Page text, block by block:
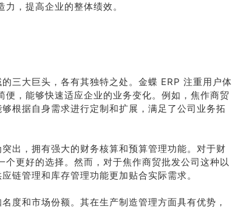
，提高企业的整体绩效。
三大巨头，各有其独特之处。金蝶 ERP 注重用户体
，能够快速适应企业的业务变化。例如，焦作商贸
根据自身需求进行定制和扩展，满足了公司业务拓
出，拥有强大的财务核算和预算管理功能。对于财
更好的选择。然而，对于焦作商贸批发公司这种以
链管理和库存管理功能更加贴合实际需求。
度和市场份额。其在生产制造管理方面具有优势，